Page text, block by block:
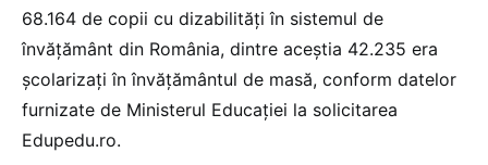
68.164 de copii cu dizabilități în sistemul de
învățământ din România, dintre aceștia 42.235 era
școlarizați în învățământul de masă, conform datelor
furnizate de Ministerul Educației la solicitarea
Edupedu.ro.